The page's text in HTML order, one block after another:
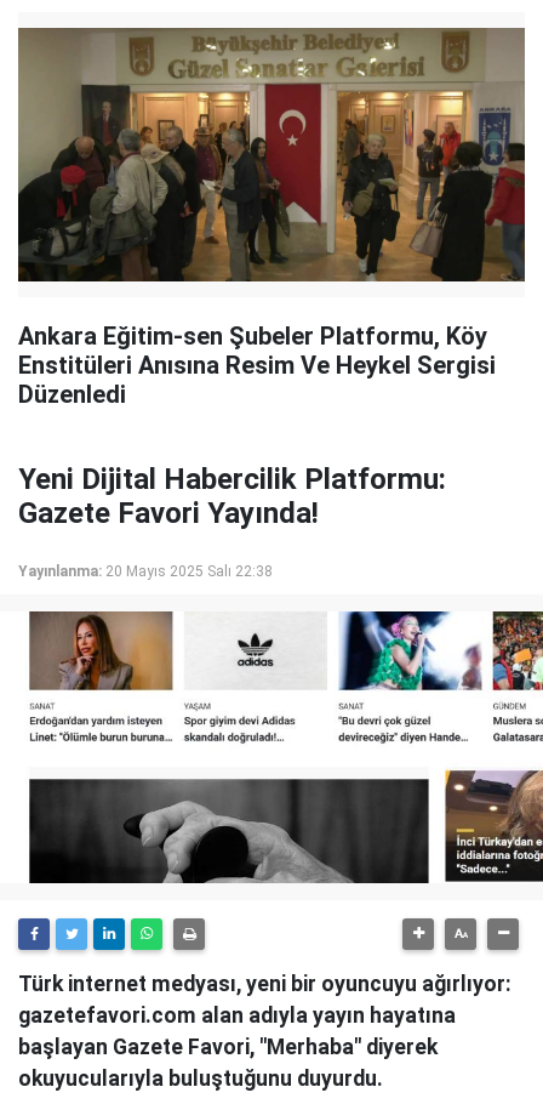
Ankara Eğitim-sen Şubeler Platformu, Köy
Enstitüleri Anısına Resim Ve Heykel Sergisi
Düzenledi
Yeni Dijital Habercilik Platformu:
Gazete Favori Yayında!
Yayınlanma: 20 Mayıs 2025 Salı 22:38
Türk internet medyası, yeni bir oyuncuyu ağırlıyor:
gazetefavori.com alan adıyla yayın hayatına
başlayan Gazete Favori, "Merhaba" diyerek
okuyucularıyla buluştuğunu duyurdu.